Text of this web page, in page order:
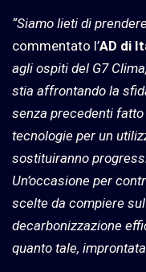
“Siamo lieti di
commentato l’AD di
agli ospiti del G7
stia affrontando la
senza precedenti
tecnologie per un
sostituiranno
Un’occasione per
scelte da compiere
decarbonizzazione
quanto tale,